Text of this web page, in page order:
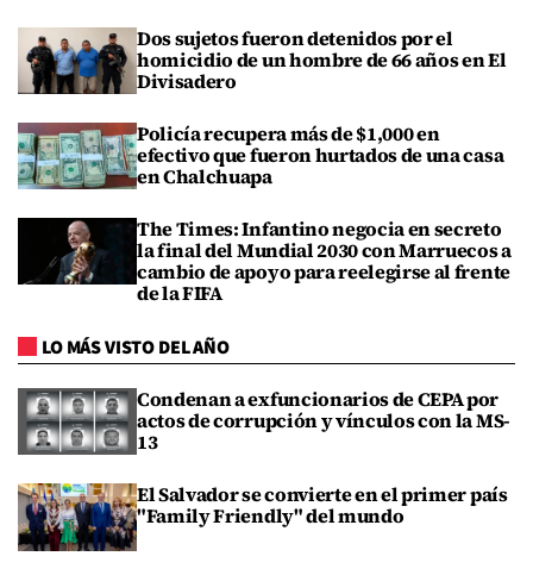
Dos sujetos fueron detenidos por el
homicidio de un hombre de 66 años en El
Divisadero
Policía recupera más de $1,000 en
efectivo que fueron hurtados de una casa
en Chalchuapa
The Times: Infantino negocia en secreto
la final del Mundial 2030 con Marruecos a
cambio de apoyo para reelegirse al frente
de la FIFA
LO MÁS VISTO DEL AÑO
Condenan a exfuncionarios de CEPA por
actos de corrupción y vínculos con la MS-
13
El Salvador se convierte en el primer país
"Family Friendly" del mundo